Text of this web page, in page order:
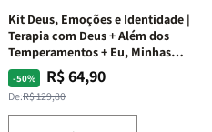
Kit Deus, Emoções e Identidade |
Terapia com Deus + Além dos
Temperamentos + Eu, Minhas
Feridas e Deus
-50%
Preço
normal
De:R$ 129,80
Preço
promocional
R$ 64,90